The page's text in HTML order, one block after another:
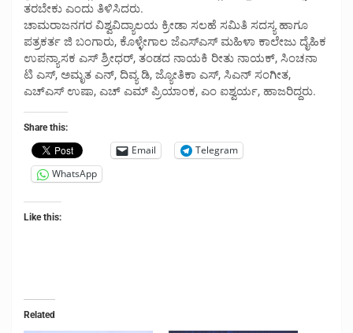
ತರಬೇಕು ಎಂದು ತಿಳಿಸಿದರು.
ಚಾಮರಾಜನಗರ ವಿಶ್ವವಿದ್ಯಾಲಯ ಕ್ರೀಡಾ ಸಲಹೆ ಸಮಿತಿ ಸದಸ್ಯ ಹಾಗೂ
ಪತ್ರಕರ್ತ ಜಿ ಬಂಗಾರು, ಕೊಳ್ಳೇಗಾಲ ಜೆಎಸ್‍ಎಸ್ ಮಹಿಳಾ ಕಾಲೇಜು ದೈಹಿಕ
ಉಪನ್ಯಾಸಕ ಎಸ್ ಶ್ರೀಧರ್, ತಂಡದ ನಾಯಕಿ ರೀತು ನಾಯಕ್, ಸಿಂಚನಾ
ಟಿ ಎಸ್, ಅಮೃತ ಎನ್, ದಿವ್ಯ ಡಿ, ಜ್ಯೋತಿಕಾ ಎಸ್, ಸಿಎನ್ ಸಂಗೀತ,
ಎಚ್‍ಎಸ್ ಉಷಾ, ಎಚ್ ಎಮ್ ಪ್ರಿಯಾಂಕ, ಎಂ ಐಶ್ವರ್ಯ, ಹಾಜರಿದ್ದರು.
Share this:
Email
Telegram
WhatsApp
Like this:
Related